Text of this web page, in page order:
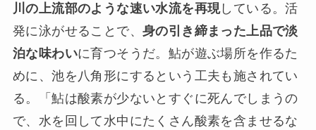
川の上流部のような速い水流を再現している。活
発に泳がせることで、 身の引き締まった上品で淡
泊な味わいに育つそうだ。鮎が遊ぶ場所を作るた
めに、池を八角形にするという工夫も施されてい
る。「鮎は酸素が少ないとすぐに死んでしまうの
で、水を回して水中にたくさん酸素を含ませるな